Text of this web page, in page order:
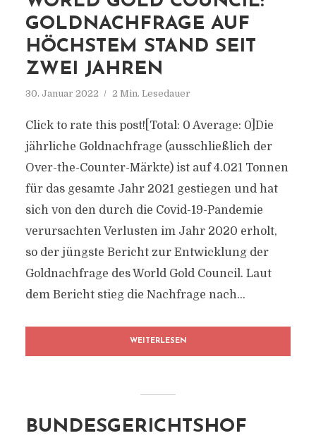
GOLDNACHFRAGE AUF
HÖCHSTEM STAND SEIT
ZWEI JAHREN
30. Januar 2022 2 Min. Lesedauer
Click to rate this post![Total: 0 Average: 0]Die
jährliche Goldnachfrage (ausschließlich der
Over-the-Counter-Märkte) ist auf 4.021 Tonnen
für das gesamte Jahr 2021 gestiegen und hat
sich von den durch die Covid-19-Pandemie
verursachten Verlusten im Jahr 2020 erholt,
so der jüngste Bericht zur Entwicklung der
Goldnachfrage des World Gold Council. Laut
dem Bericht stieg die Nachfrage nach...
WEITERLESEN
BUNDESGERICHTSHOF